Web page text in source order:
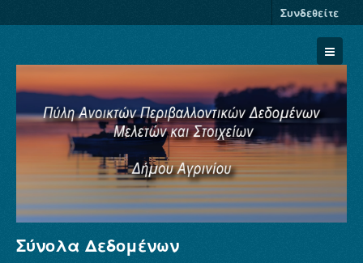
Συνδεθείτε
Σύνολα Δεδομένων
Σύνολα Δεδομένων